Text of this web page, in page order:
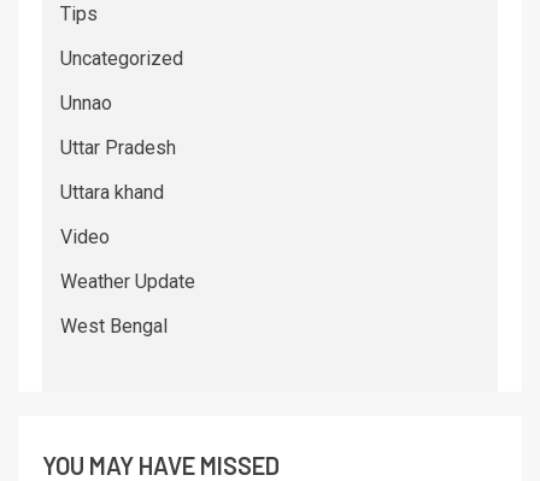
Tips
Uncategorized
Unnao
Uttar Pradesh
Uttara khand
Video
Weather Update
West Bengal
YOU MAY HAVE MISSED